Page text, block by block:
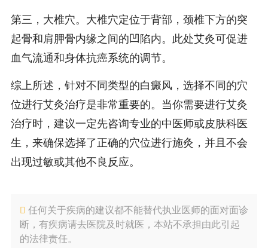
第三，大椎穴。大椎穴定位于背部，颈椎下方的突
起骨和肩胛骨内缘之间的凹陷内。此处艾灸可促进
血气流通和身体抗癌系统的调节。
综上所述，针对不同类型的白癜风，选择不同的穴
位进行艾灸治疗是非常重要的。当你需要进行艾灸
治疗时，建议一定先咨询专业的中医师或皮肤科医
生，来确保选择了正确的穴位进行施灸，并且不会
出现过敏或其他不良反应。
任何关于疾病的建议都不能替代执业医师的面对面诊
断，有疾病请去医院及时就医，本站不承担由此引起
的法律责任。